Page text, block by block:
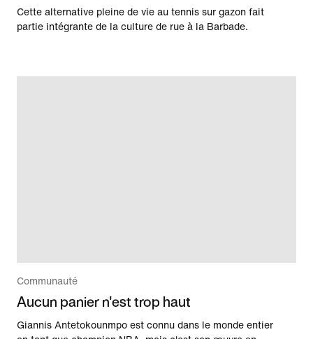
Cette alternative pleine de vie au tennis sur gazon fait
partie intégrante de la culture de rue à la Barbade.
Communauté
Aucun panier n'est trop haut
Giannis Antetokounmpo est connu dans le monde entier